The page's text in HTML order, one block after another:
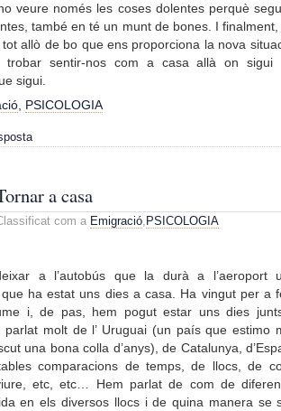
veure només les coses dolentes perquè
també en té un munt de bones. I finalment,
tot allò de bo que ens proporciona la nova
trobar sentir-nos com a casa allà on
sigui.
PSICOLOGIA
a casa
com a Emigració, PSICOLOGIA
a l’autobús que la durà a l’aeroport
ha estat uns dies a casa. Ha vingut per a
i, de pas, hem pogut estar uns dies
parlat molt de l’ Uruguai (un país que estimo
una bona colla d’anys), de Catalunya,
comparacions de temps, de llocs, de
etc, etc… Hem parlat de com de
en els diversos llocs i de quina manera se